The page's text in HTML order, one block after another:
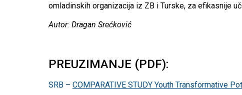
omladinskih organizacija iz ZB i Turske, za efikasnije
Autor: Dragan Srećković
PREUZIMANJE (PDF):
SRB – COMPARATIVE STUDY Youth Transformative